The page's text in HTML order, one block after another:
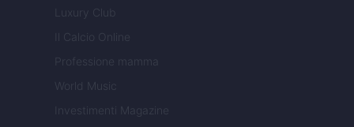
Luxury Club
Il Calcio Online
Professione mamma
World Music
Investimenti Magazine